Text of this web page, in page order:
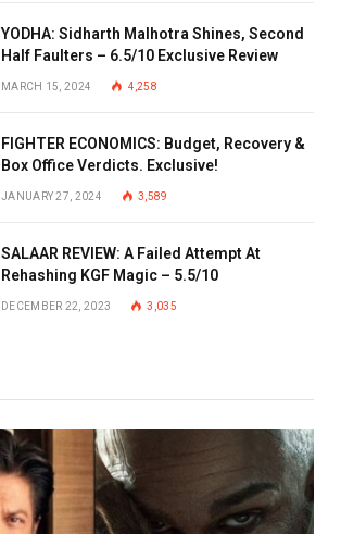
YODHA: Sidharth Malhotra Shines, Second
Half Faulters – 6.5/10 Exclusive Review
MARCH 15, 2024 4,258
FIGHTER ECONOMICS: Budget, Recovery &
Box Office Verdicts. Exclusive!
JANUARY 27, 2024 3,589
SALAAR REVIEW: A Failed Attempt At
Rehashing KGF Magic – 5.5/10
DECEMBER 22, 2023 3,035